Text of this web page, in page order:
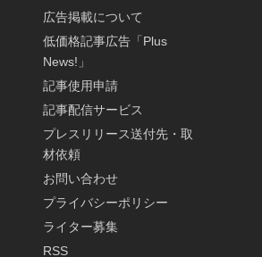
広告掲載について
低価格記事広告「Plus
News!」
記事使用申請
記事配信サービス
プレスリリース送付先・取
材依頼
お問い合わせ
プライバシーポリシー
ライター募集
RSS